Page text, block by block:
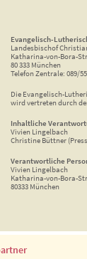
Evangelisch-
Landesbischof
Katharina-von-Bora-
80 333 München
Telefon Zentrale: 089/
Die Evangelisch-
wird vertreten durch
Inhaltliche
Vivien Lingelbach
Christine Büttner
Verantwortliche
Vivien Lingelbach
Katharina-von-Bora-
80333 München